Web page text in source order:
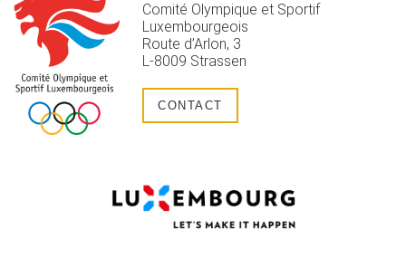
Comité Olympique et Sportif
Luxembourgeois
Route d’Arlon, 3
L-8009 Strassen
CONTACT